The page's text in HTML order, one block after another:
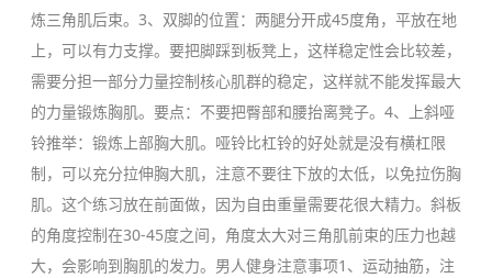
炼三角肌后束。3、双脚的位置：两腿分开成45度角，平放在地
上，可以有力支撑。要把脚踩到板凳上，这样稳定性会比较差，
需要分担一部分力量控制核心肌群的稳定，这样就不能发挥最大
的力量锻炼胸肌。要点：不要把臀部和腰抬离凳子。4、上斜哑
铃推举：锻炼上部胸大肌。哑铃比杠铃的好处就是没有横杠限
制，可以充分拉伸胸大肌，注意不要往下放的太低，以免拉伤胸
肌。这个练习放在前面做，因为自由重量需要花很大精力。斜板
的角度控制在30-45度之间，角度太大对三角肌前束的压力也越
大，会影响到胸肌的发力。男人健身注意事项1、运动抽筋，注